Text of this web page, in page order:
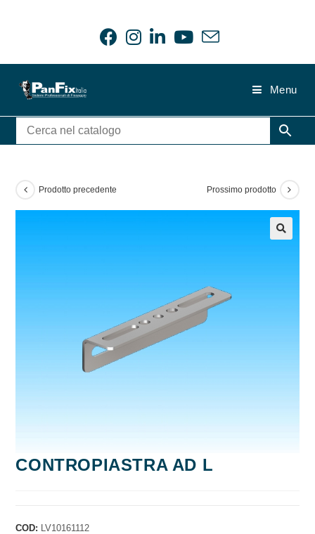
Menu
Prodotto precedente Prossimo prodotto
CONTROPIASTRA AD L
COD: LV10161112